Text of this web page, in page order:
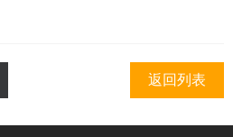
返回列表